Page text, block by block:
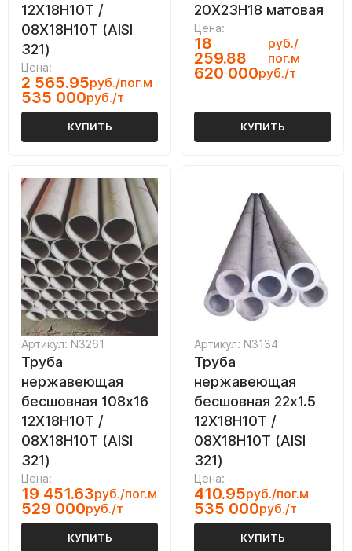
12Х18Н10Т /
08Х18Н10Т (AISI
321)
Цена:
2 565.95руб./пог.м
535 000руб./т
КУПИТЬ
20Х23Н18 матовая
Цена:
18
259.88
руб./
пог.м
620 000руб./т
КУПИТЬ
Артикул: N3261
Труба
нержавеющая
бесшовная 108х16
12Х18Н10Т /
08Х18Н10Т (AISI
321)
Цена:
19 451.63руб./пог.м
529 000руб./т
КУПИТЬ
Артикул: N3134
Труба
нержавеющая
бесшовная 22х1.5
12Х18Н10Т /
08Х18Н10Т (AISI
321)
Цена:
410.95руб./пог.м
535 000руб./т
КУПИТЬ